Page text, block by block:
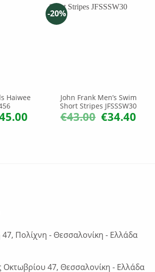
Haiwee
Η
τρέχουσα
-20%
John Frank Men’s Swim
Short Stripes JFSSSW30
€43.00 Original
price
€34.40Η
Πολίχνη - Θεσσαλονίκη - Ελλάδα
Οκτωβρίου 47, Θεσσαλονίκη - Ελλάδα